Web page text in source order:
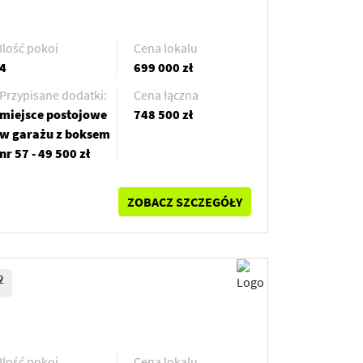
pokoi
Cena lokalu
699 000 zł
dodatki:
postojowe
garażu z boksem
57 - 49 500 zł
Cena łączna
748 500 zł
ZOBACZ SZCZEGÓŁY